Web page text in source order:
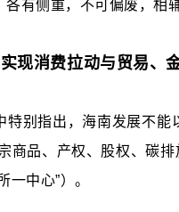
各有侧重，不可偏废，相
现消费拉动与贸易、
特别指出，海南发展不
商品、产权、股权、碳
一中心”）。